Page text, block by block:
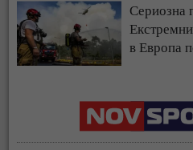
Сериозна
в Европа